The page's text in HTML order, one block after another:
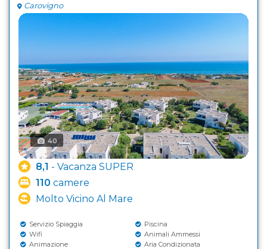
Carovigno
40
8,1 - Vacanza SUPER
110 camere
Molto Vicino Al Mare
Servizio Spiaggia
Piscina
Wifi
Animali Ammessi
Animazione
Aria Condizionata